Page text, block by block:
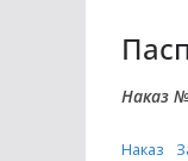
Наказ
Наказ